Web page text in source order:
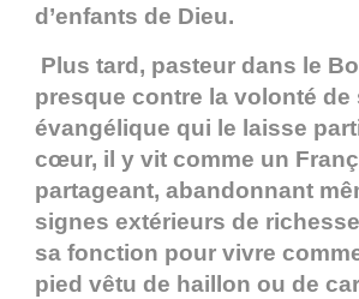
d’enfants de Dieu.
Plus tard, pasteur dans le
presque contre la volonté de
évangélique qui le laisse
cœur, il y vit comme un
partageant, abandonnant
signes extérieurs de
sa fonction pour vivre
pied vêtu de haillon ou de